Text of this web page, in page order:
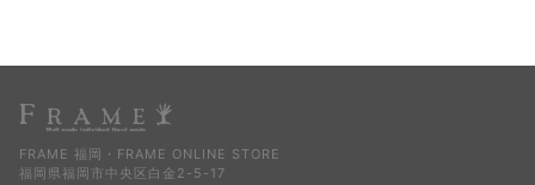
FRAME 福岡・FRAME ONLINE STORE
福岡県福岡市中央区白金2-5-17